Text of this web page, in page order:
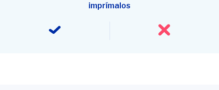
imprímalos